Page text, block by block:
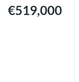
€519,000